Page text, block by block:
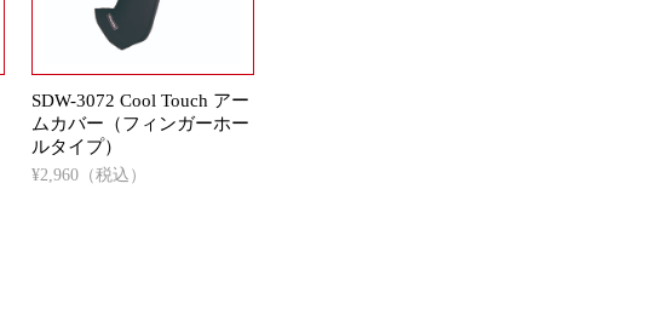
SDW-3072 Cool Touch アー
ムカバー（フィンガーホー
ルタイプ）
¥2,960（税込）